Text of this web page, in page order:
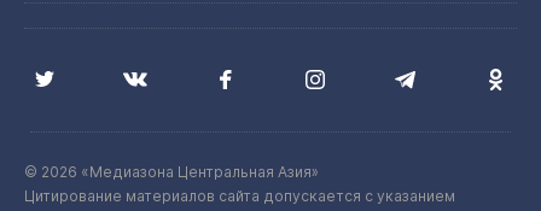
© 2026 «Медиазона Центральная Азия»
Цитирование материалов сайта допускается с указанием